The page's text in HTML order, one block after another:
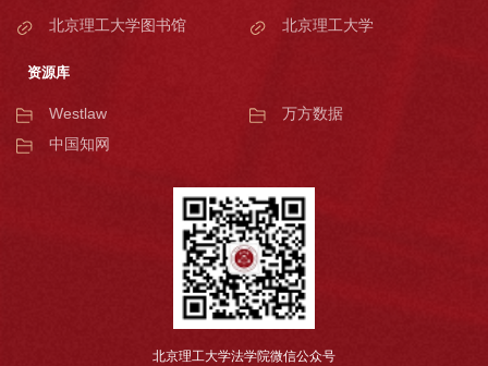
北京理工大学图书馆 北京理工大学
资源库
Westlaw
万方数据
中国知网
北京理工大学法学院微信公众号